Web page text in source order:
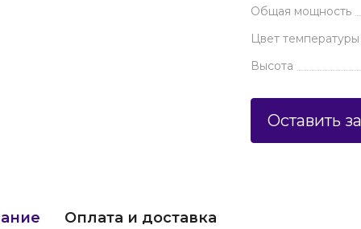
Общая мощность
Цвет температуры
Высота
Оставить
Оплата и доставка